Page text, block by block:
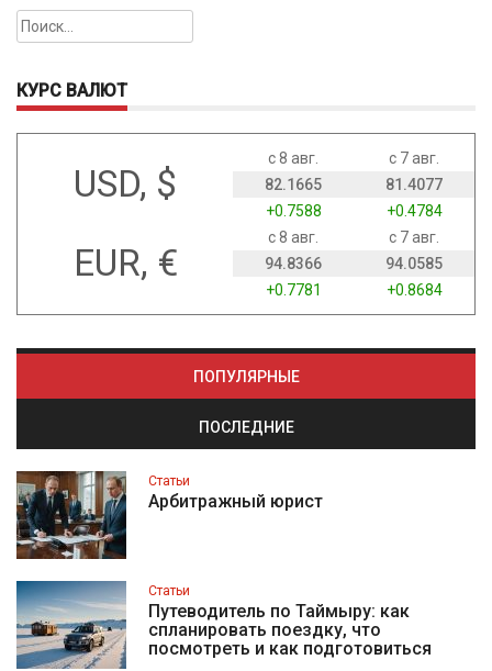
Найти:
КУРС ВАЛЮТ
USD, $
с 8 авг.
с 7 авг.
82.1665
81.4077
+0.7588
+0.4784
EUR, €
с 8 авг.
с 7 авг.
94.8366
94.0585
+0.7781
+0.8684
ПОПУЛЯРНЫЕ
ПОСЛЕДНИЕ
Статьи
Арбитражный юрист
Статьи
Путеводитель по Таймыру: как
спланировать поездку, что
посмотреть и как подготовиться